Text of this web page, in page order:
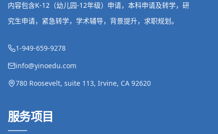
内容包含K-12（幼儿园-12年级）申请，本科申请及转学，研
究生申请，紧急转学，学术辅导，背景提升，求职规划。
1-949-659-9278
info@yinoedu.com
780 Roosevelt, suite 113, Irvine, CA 92620
服务项目